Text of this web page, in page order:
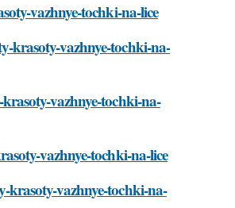
vazhnye-tochki-na-lice
krasoty-vazhnye-tochki-na-
vazhnye-tochki-na-
vazhnye-tochki-na-lice
krasoty-vazhnye-tochki-na-